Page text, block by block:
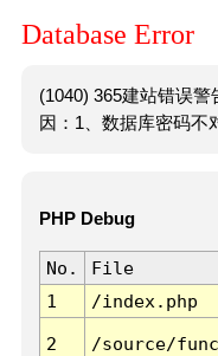
Database Error
(1040) 365建站错误
因：1、数据库密码不
PHP Debug
No. File
1
/index.php
2 /source/